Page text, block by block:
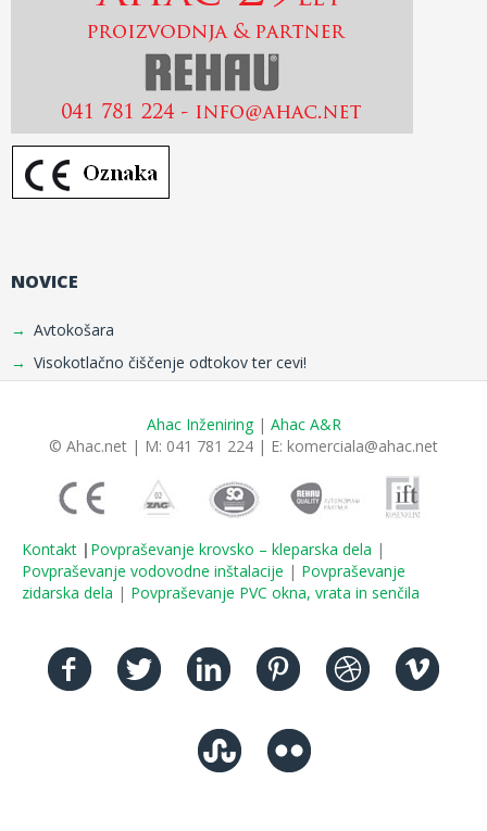
NOVICE
Avtokošara
Visokotlačno čiščenje odtokov ter cevi!
Ahac Inženiring | Ahac A&R
© Ahac.net | M: 041 781 224 | E: komerciala@ahac.net
Kontakt | Povpraševanje krovsko – kleparska dela |
Povpraševanje vodovodne inštalacije | Povpraševanje
zidarska dela | Povpraševanje PVC okna, vrata in senčila
Facebook Twitter Linkedin Pinterest Dribbble Vimeo
StumbleuponFlickr